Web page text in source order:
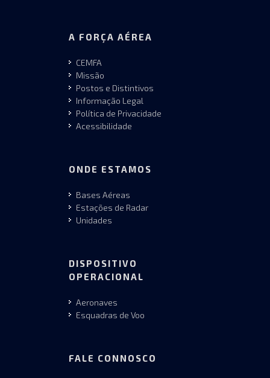
A FORÇA AÉREA
CEMFA
Missão
Postos e Distintivos
Informação Legal
Política de Privacidade
Acessibilidade
ONDE ESTAMOS
Bases Aéreas
Estações de Radar
Unidades
DISPOSITIVO
OPERACIONAL
Aeronaves
Esquadras de Voo
FALE CONNOSCO